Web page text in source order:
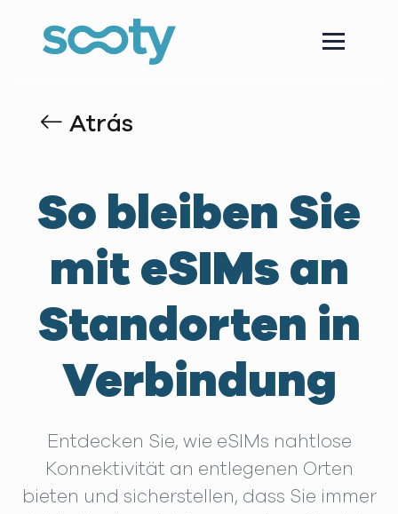
Atrás
So bleiben Sie
mit eSIMs an
Standorten in
Verbindung
Entdecken Sie, wie eSIMs nahtlose
Konnektivität an entlegenen Orten
bieten und sicherstellen, dass Sie immer